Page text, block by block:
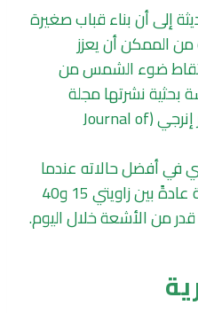
إلى أن بناء قباب صغيرة
الممكن أن يعزز
ضوء الشمس من
بحثية نشرتها مجلة
جورنال أوف فوتونيكس فور إنرجي (Journal of
في أفضل حالاته عندما
تكون الألواح الشمسية مائلة عادةً بين زاويتي 15 و40
من الأشعة خلال اليوم.